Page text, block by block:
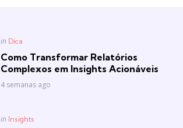
Posted
in Dica
Como Transformar Relatórios
Complexos em Insights Acionáveis
4 semanas ago
Posted
in Insights